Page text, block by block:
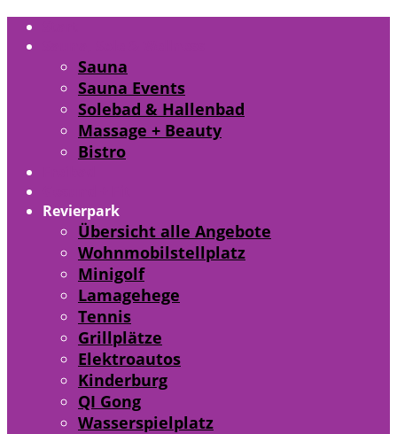
Sauna
Sauna Events
Solebad & Hallenbad
Massage + Beauty
Bistro
Revierpark
Übersicht alle Angebote
Wohnmobilstellplatz
Minigolf
Lamagehege
Tennis
Grillplätze
Elektroautos
Kinderburg
QI Gong
Wasserspielplatz